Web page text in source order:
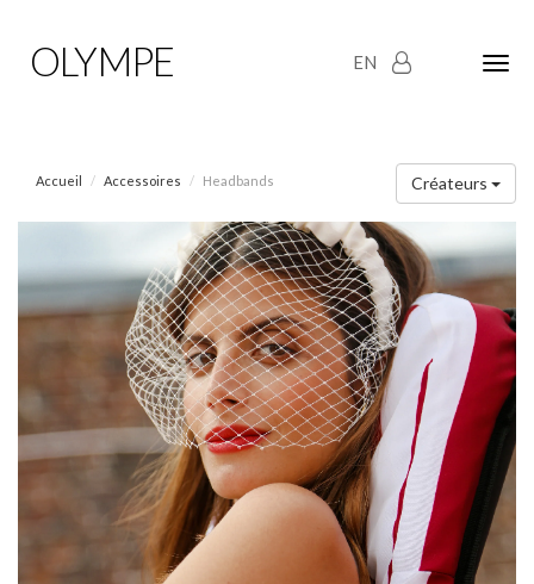
EN
OLYMPE
Créateurs
Accueil Accessoires Headbands